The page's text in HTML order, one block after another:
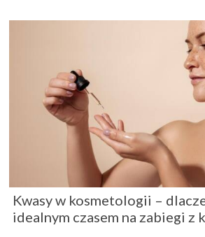
Kwasy w kosmetologii –
idealnym czasem na zabiegi z